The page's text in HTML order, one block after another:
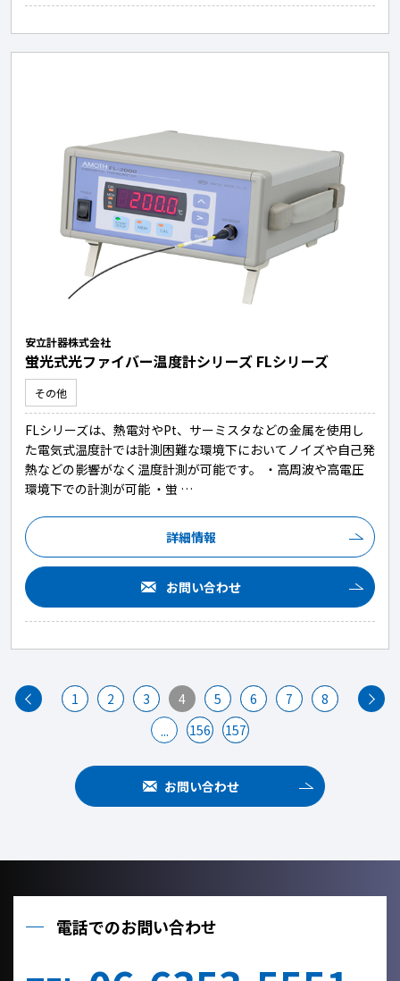
安立計器株式会社
蛍光式光ファイバー温度計シリーズ FLシリーズ
その他
FLシリーズは、熱電対やPt、サーミスタなどの金属を使用し
た電気式温度計では計測困難な環境下においてノイズや自己発
熱などの影響がなく温度計測が可能です。 ・高周波や高電圧
環境下での計測が可能 ・蛍 …
詳細情報
お問い合わせ
1 2 3 4 5 6 7
8
...
156 157
お問い合わせ
電話でのお問い合わせ